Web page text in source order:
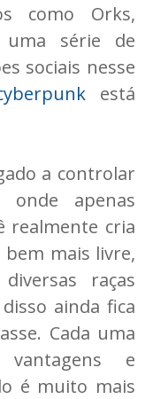
como Orks,
série de
sociais nesse
está
a controlar
onde apenas
realmente cria
mais livre,
raças
ainda fica
Cada uma
e
é muito mais